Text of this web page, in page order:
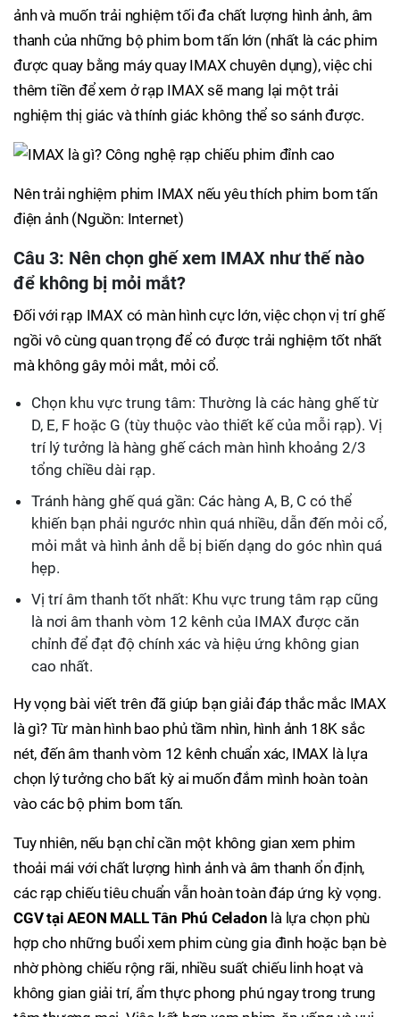
ảnh và muốn trải nghiệm tối đa chất lượng hình ảnh, âm
thanh của những bộ phim bom tấn lớn (nhất là các phim
được quay bằng máy quay IMAX chuyên dụng), việc chi
thêm tiền để xem ở rạp IMAX sẽ mang lại một trải
nghiệm thị giác và thính giác không thể so sánh được.
Nên trải nghiệm phim IMAX nếu yêu thích phim bom tấn
điện ảnh (Nguồn: Internet)
Câu 3: Nên chọn ghế xem IMAX như thế nào
để không bị mỏi mắt?
Đối với rạp IMAX có màn hình cực lớn, việc chọn vị trí ghế
ngồi vô cùng quan trọng để có được trải nghiệm tốt nhất
mà không gây mỏi mắt, mỏi cổ.
Chọn khu vực trung tâm: Thường là các hàng ghế từ
D, E, F hoặc G (tùy thuộc vào thiết kế của mỗi rạp). Vị
trí lý tưởng là hàng ghế cách màn hình khoảng 2/3
tổng chiều dài rạp.
Tránh hàng ghế quá gần: Các hàng A, B, C có thể
khiến bạn phải ngước nhìn quá nhiều, dẫn đến mỏi cổ,
mỏi mắt và hình ảnh dễ bị biến dạng do góc nhìn quá
hẹp.
Vị trí âm thanh tốt nhất: Khu vực trung tâm rạp cũng
là nơi âm thanh vòm 12 kênh của IMAX được căn
chỉnh để đạt độ chính xác và hiệu ứng không gian
cao nhất.
Hy vọng bài viết trên đã giúp bạn giải đáp thắc mắc IMAX
là gì? Từ màn hình bao phủ tầm nhìn, hình ảnh 18K sắc
nét, đến âm thanh vòm 12 kênh chuẩn xác, IMAX là lựa
chọn lý tưởng cho bất kỳ ai muốn đắm mình hoàn toàn
vào các bộ phim bom tấn.
Tuy nhiên, nếu bạn chỉ cần một không gian xem phim
thoải mái với chất lượng hình ảnh và âm thanh ổn định,
các rạp chiếu tiêu chuẩn vẫn hoàn toàn đáp ứng kỳ vọng.
CGV tại AEON MALL Tân Phú Celadon là lựa chọn phù
hợp cho những buổi xem phim cùng gia đình hoặc bạn bè
nhờ phòng chiếu rộng rãi, nhiều suất chiếu linh hoạt và
không gian giải trí, ẩm thực phong phú ngay trong trung